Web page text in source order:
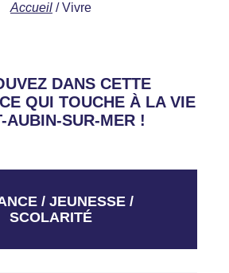
Accueil /Vivre
DANS CETTE
QUI TOUCHE À LA VIE
AUBIN-SUR-MER !
/ JEUNESSE /
SCOLARITÉ